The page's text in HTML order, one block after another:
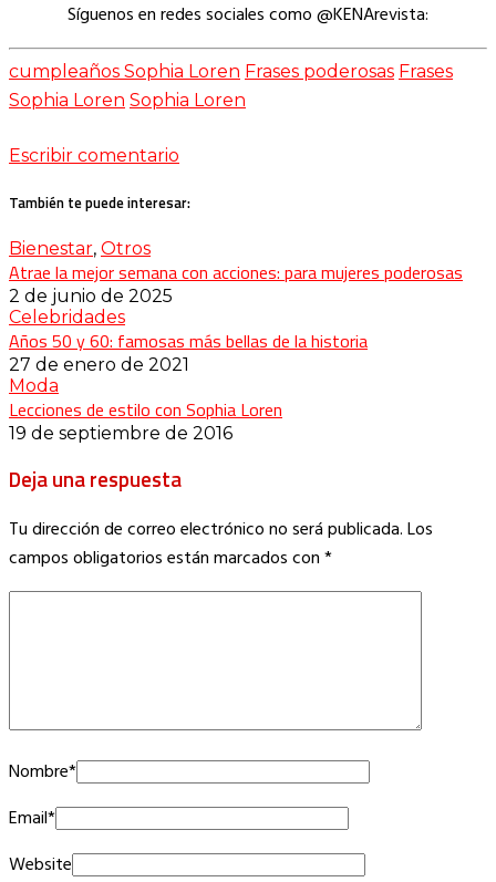
Síguenos en redes sociales como @KENArevista:
cumpleaños Sophia Loren Frases poderosas Frases
Sophia Loren Sophia Loren
Escribir comentario
También te puede interesar:
Bienestar, Otros
Atrae la mejor semana con acciones: para mujeres poderosas
2 de junio de 2025
Celebridades
Años 50 y 60: famosas más bellas de la historia
27 de enero de 2021
Moda
Lecciones de estilo con Sophia Loren
19 de septiembre de 2016
Deja una respuesta
Tu dirección de correo electrónico no será publicada.Los
campos obligatorios están marcados con*
Nombre*
Email*
Website